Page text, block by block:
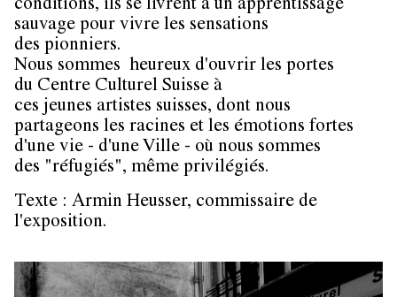
conditions, ils se livrent à un apprentissage
sauvage pour vivre les sensations
des pionniers.
Nous sommes heureux d'ouvrir les portes
du Centre Culturel Suisse à
ces jeunes artistes suisses, dont nous
partageons les racines et les émotions fortes
d'une vie - d'une Ville - où nous sommes
des "réfugiés", même privilégiés.
Texte : Armin Heusser, commissaire de
l'exposition.